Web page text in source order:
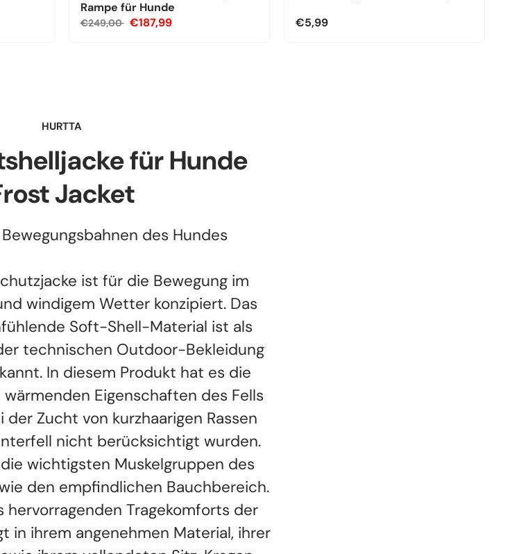
Rampe für Hunde
€249,00 €187,99
€5,99
HURTTA
für Hunde
Jacket
des Hundes
ist für die Bewegung im
windigem Wetter konzipiert. Das
Soft-Shell-Material ist als
technischen Outdoor-Bekleidung
In diesem Produkt hat es die
Eigenschaften des Fells
der Zucht von kurzhaarigen Rassen
nicht berücksichtigt wurden.
wichtigsten Muskelgruppen des
den empfindlichen Bauchbereich.
hervorragenden Tragekomforts der
in ihrem angenehmen Material, ihrer